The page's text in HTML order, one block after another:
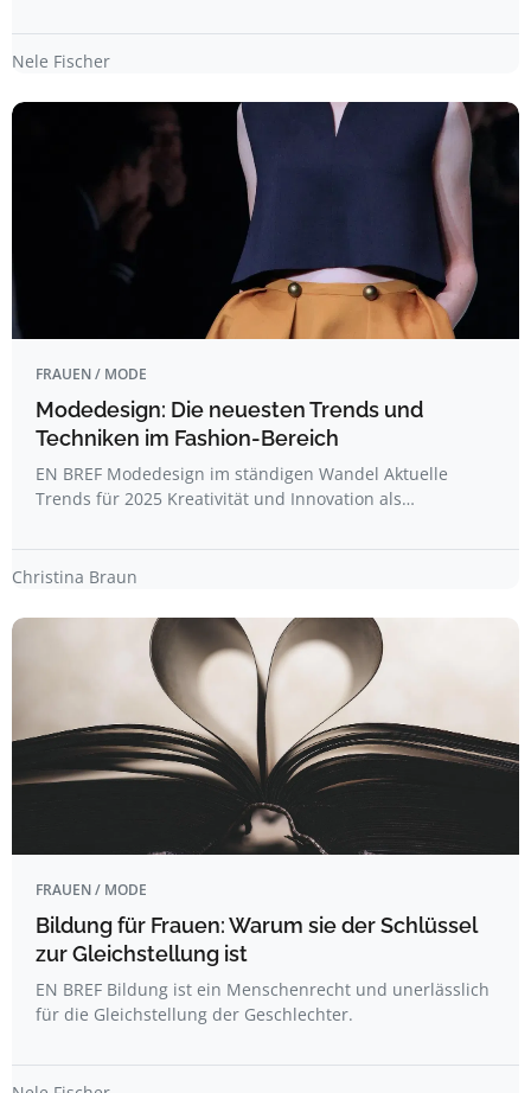
Nele Fischer
FRAUEN / MODE
Modedesign: Die neuesten Trends und
Techniken im Fashion-Bereich
EN BREF Modedesign im ständigen Wandel Aktuelle
Trends für 2025 Kreativität und Innovation als…
Christina Braun
FRAUEN / MODE
Bildung für Frauen: Warum sie der Schlüssel
zur Gleichstellung ist
EN BREF Bildung ist ein Menschenrecht und unerlässlich
für die Gleichstellung der Geschlechter.